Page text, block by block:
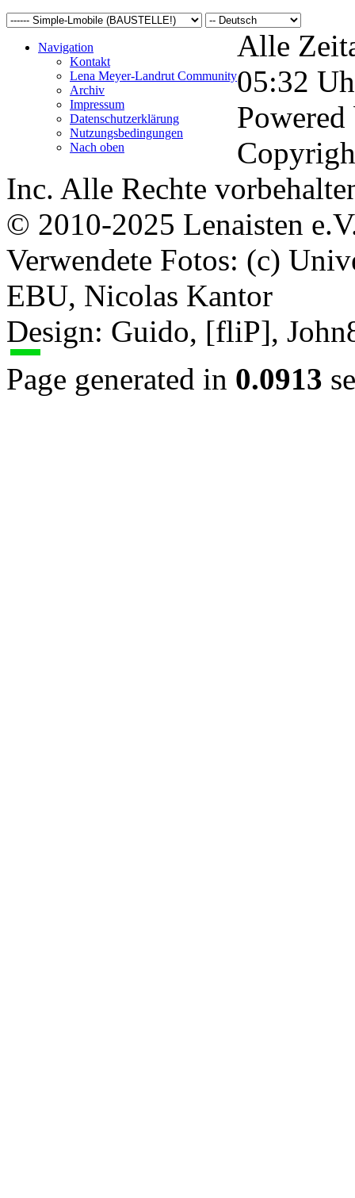
Navigation
Kontakt
Lena Meyer-Landrut Community
Archiv
Impressum
Datenschutzerklärung
Nutzungsbedingungen
Nach oben
Alle
05:32
Inc. Alle Rechte
© 2010-2025 Lenaisten
Verwendete Fotos: (c)
EBU, Nicolas Kantor
Design: Guido, [fliP],
Page generated in 0.0913